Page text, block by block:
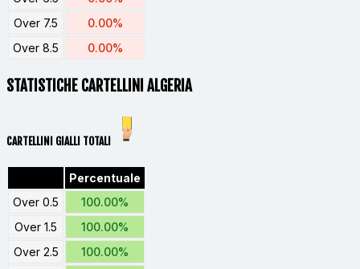
Over 7.5
0.00%
Over 8.5
0.00%
STATISTICHE CARTELLINI ALGERIA
CARTELLINI GIALLI TOTALI
Percentuale
Over 0.5
100.00%
Over 1.5
100.00%
Over 2.5
100.00%